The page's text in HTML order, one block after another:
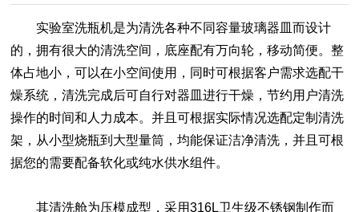
实验室洗瓶机是为清洗各种不同容量玻璃器皿而设计
的，拥有很大的清洗空间，底座配有万向轮，移动简便。整
体占地小，可以在小空间使用，同时可根据客户需求选配干
燥系统，清洗完成后可自行对器皿进行干燥，节约用户清洗
操作的时间和人力成本。并且可根据实际情况选配定制清洗
架，从小型烧瓶到大型量筒，均能保证洁净清洗，并且可根
据您的需要配备软化或纯水供水组件。
其清洗舱为压模成型，采用316L卫生级不锈钢制作而